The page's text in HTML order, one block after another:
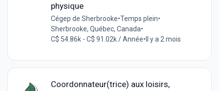
physique
Cégep de Sherbrooke•Temps plein•
Sherbrooke, Québec, Canada•
C$ 54.86k - C$ 91.02k / Année• Il y a 2 mois
Coordonnateur(trice) aux loisirs,